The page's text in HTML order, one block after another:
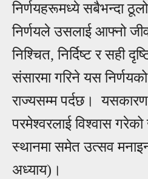
निर्णयहरूमध्ये सबैभन्दा ठूलो
निर्णयले उसलाई आफ्नो
निश्चित, निर्दिष्ट र सही
संसारमा गरिने यस
राज्यसम्म पर्दछ।
परमेश्वरलाई विश्वास गरेको
स्थानमा समेत उत्सव
अध्याय)।